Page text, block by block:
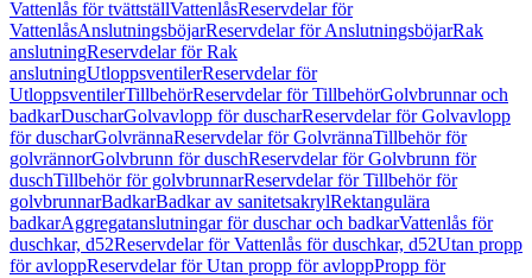
Vattenlås för tvättställVattenlåsReservdelar för
VattenlåsAnslutningsböjarReservdelar för AnslutningsböjarRak
anslutningReservdelar för Rak
anslutningUtloppsventilerReservdelar för
UtloppsventilerTillbehörReservdelar för TillbehörGolvbrunnar och
badkarDuscharGolvavlopp för duscharReservdelar för Golvavlopp
för duscharGolvrännaReservdelar för GolvrännaTillbehör för
golvrännorGolvbrunn för duschReservdelar för Golvbrunn för
duschTillbehör för golvbrunnarReservdelar för Tillbehör för
golvbrunnarBadkarBadkar av sanitetsakrylRektangulära
badkarAggregatanslutningar för duschar och badkarVattenlås för
duschkar, d52Reservdelar för Vattenlås för duschkar, d52Utan propp
för avloppReservdelar för Utan propp för avloppPropp för